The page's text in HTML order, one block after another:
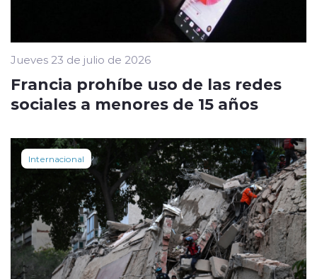
Jueves 23 de julio de 2026
Francia prohíbe uso de las redes
sociales a menores de 15 años
Internacional